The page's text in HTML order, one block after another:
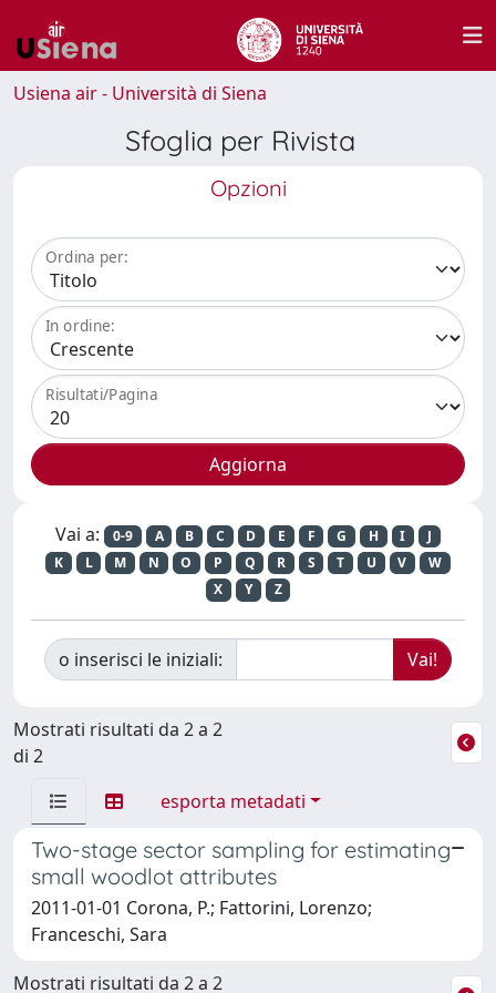
Usiena air - Università di Siena
Sfoglia per Rivista
Opzioni
Ordina per:
In ordine:
Risultati/Pagina
Vai a: 0-9 A B C D E F G H I
J
K
L M N O P Q R S T U V
W
X
Y Z
o inserisci le iniziali:
Mostrati risultati da 2 a 2
di 2
esporta metadati
Two-stage sector sampling for estimating
small woodlot attributes
2011-01-01 Corona, P.; Fattorini, Lorenzo;
Franceschi, Sara
Mostrati risultati da 2 a 2